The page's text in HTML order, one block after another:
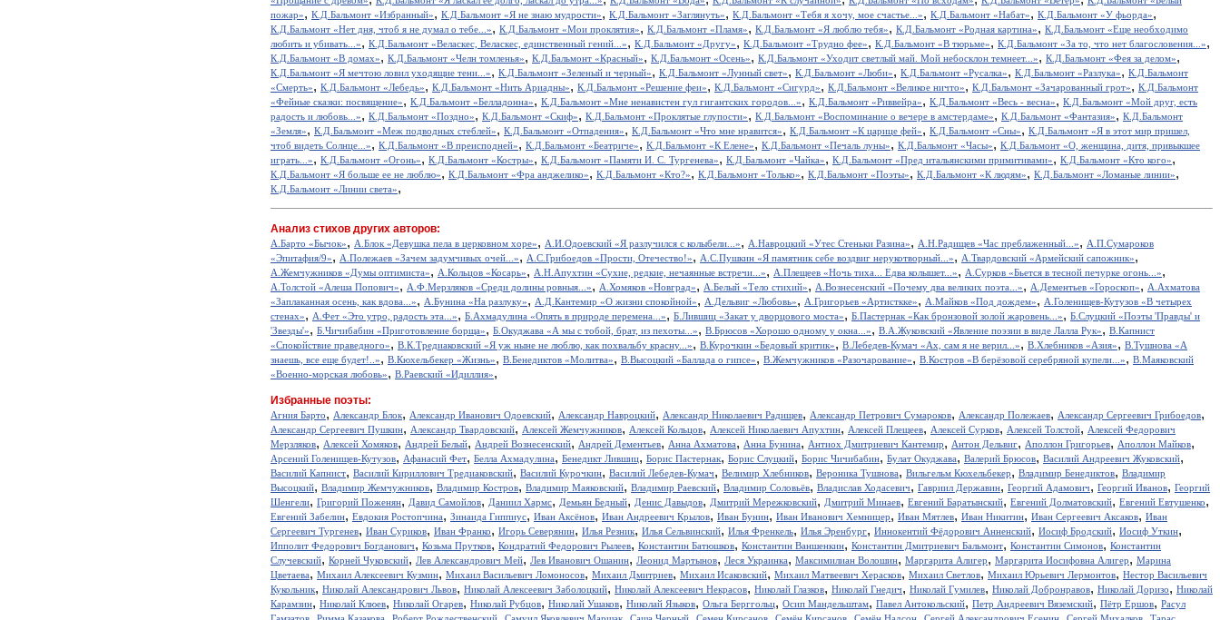
пожар», К.Д.Бальмонт «Избранный», К.Д.Бальмонт «Я не знаю мудрости», К.Д.Бальмонт «Заглянуть», К.Д.Бальмонт «Тебя я хочу, мое счастье...», К.Д.Бальмонт «Набат», К.Д.Бальмонт «У фьорда»,
К.Д.Бальмонт «Нет дня, чтоб я не думал о тебе...», К.Д.Бальмонт «Мои проклятия», К.Д.Бальмонт «Пламя», К.Д.Бальмонт «Я люблю тебя», К.Д.Бальмонт «Родная картина», К.Д.Бальмонт «Еще необходимо
любить и убивать...», К.Д.Бальмонт «Веласкес, Веласкес, единственный гений...», К.Д.Бальмонт «Другу», К.Д.Бальмонт «Трудно фее», К.Д.Бальмонт «В тюрьме», К.Д.Бальмонт «За то, что нет благословения...»,
К.Д.Бальмонт «В домах», К.Д.Бальмонт «Челн томленья», К.Д.Бальмонт «Красный», К.Д.Бальмонт «Осень», К.Д.Бальмонт «Уходит светлый май. Мой небосклон темнеет...», К.Д.Бальмонт «Фея за делом»,
К.Д.Бальмонт «Я мечтою ловил уходящие тени...», К.Д.Бальмонт «Зеленый и черный», К.Д.Бальмонт «Лунный свет», К.Д.Бальмонт «Люби», К.Д.Бальмонт «Русалка», К.Д.Бальмонт «Разлука», К.Д.Бальмонт
«Смерть», К.Д.Бальмонт «Лебедь», К.Д.Бальмонт «Нить Ариадны», К.Д.Бальмонт «Решение феи», К.Д.Бальмонт «Сигурд», К.Д.Бальмонт «Великое ничто», К.Д.Бальмонт «Зачарованный грот», К.Д.Бальмонт
«Фейные сказки: посвящение», К.Д.Бальмонт «Белладонна», К.Д.Бальмонт «Мне ненавистен гул гигантских городов...», К.Д.Бальмонт «Риввейра», К.Д.Бальмонт «Весь - весна», К.Д.Бальмонт «Мой друг, есть
радость и любовь...», К.Д.Бальмонт «Поздно», К.Д.Бальмонт «Скиф», К.Д.Бальмонт «Проклятые глупости», К.Д.Бальмонт «Воспоминание о вечере в амстердаме», К.Д.Бальмонт «Фантазия», К.Д.Бальмонт
«Земля», К.Д.Бальмонт «Меж подводных стеблей», К.Д.Бальмонт «Отпадения», К.Д.Бальмонт «Что мне нравится», К.Д.Бальмонт «К царице фей», К.Д.Бальмонт «Сны», К.Д.Бальмонт «Я в этот мир пришел,
чтоб видеть Солнце...», К.Д.Бальмонт «В преисподней», К.Д.Бальмонт «Беатриче», К.Д.Бальмонт «К Елене», К.Д.Бальмонт «Печаль луны», К.Д.Бальмонт «Часы», К.Д.Бальмонт «О, женщина, дитя, привыкшее
играть...», К.Д.Бальмонт «Огонь», К.Д.Бальмонт «Костры», К.Д.Бальмонт «Памяти И. С. Тургенева», К.Д.Бальмонт «Чайка», К.Д.Бальмонт «Пред итальянскими примитивами», К.Д.Бальмонт «Кто кого»,
К.Д.Бальмонт «Я больше ее не люблю», К.Д.Бальмонт «Фра анджелико», К.Д.Бальмонт «Кто?», К.Д.Бальмонт «Только», К.Д.Бальмонт «Поэты», К.Д.Бальмонт «К людям», К.Д.Бальмонт «Ломаные линии»,
К.Д.Бальмонт «Линии света»,
Анализ стихов других авторов:
А.Барто «Бычок», А.Блок «Девушка пела в церковном хоре», А.И.Одоевский «Я разлучился с колыбели...», А.Навроцкий «Утес Cтеньки Разина», А.Н.Радищев «Час преблаженный...», А.П.Сумароков
«Эпитафия/9», А.Полежаев «Зачем задумчивых очей...», А.С.Грибоедов «Прости, Отечество!», А.С.Пушкин «Я памятник себе воздвиг нерукотворный...», А.Твардовский «Армейский сапожник»,
А.Жемчужников «Думы оптимиста», А.Кольцов «Косарь», А.Н.Апухтин «Сухие, редкие, нечаянные встречи...», А.Плещеев «Ночь тиха... Едва колышет...», А.Сурков «Бьется в тесной печурке огонь...»,
А.Толстой «Алеша Попович», А.Ф.Мерзляков «Среди долины ровныя...», А.Хомяков «Новград», А.Белый «Тело стихий», А.Вознесенский «Почему два великих поэта...», А.Дементьев «Гороскоп», А.Ахматова
«Заплаканная осень, как вдова...», А.Бунина «На разлуку», А.Д.Кантемир «О жизни спокойной», А.Дельвиг «Любовь», А.Григорьев «Артисткке», А.Майков «Под дождем», А.Голенищев-Кутузов «В четырех
стенах», А.Фет «Это утро, радость эта...», Б.Ахмадулина «Опять в природе перемена...», Б.Лившиц «Закат у дворцового моста», Б.Пастернак «Как бронзовой золой жаровень...», Б.Слуцкий «Поэты 'Правды' и
'Звезды'», Б.Чичибабин «Приготовление борща», Б.Окуджава «А мы с тобой, брат, из пехоты...», В.Брюсов «Хорошо одному у окна...», В.А.Жуковский «Явление поэзии в виде Лалла Рук», В.Капнист
«Спокойствие праведного», В.К.Тредиаковский «Я уж ныне не люблю, как похвальбу красну...», В.Курочкин «Бедовый критик», В.Лебедев-Кумач «Ах, сам я не верил...», В.Хлебников «Азия», В.Тушнова «А
знаешь, все еще будет!..», В.Кюхельбекер «Жизнь», В.Бенедиктов «Молитва», В.Высоцкий «Баллада о гипсе», В.Жемчужников «Разочарование», В.Костров «В берёзовой серебряной купели...», В.Маяковский
«Военно-морская любовь», В.Раевский «Идиллия»,
Избранные поэты:
Агния Барто, Александр Блок, Александр Иванович Одоевский, Александр Навроцкий, Александр Николаевич Радищев, Александр Петрович Сумароков, Александр Полежаев, Александр Сергеевич Грибоедов,
Александр Сергеевич Пушкин, Александр Твардовский, Алексей Жемчужников, Алексей Кольцов, Алексей Николаевич Апухтин, Алексей Плещеев, Алексей Сурков, Алексей Толстой, Алексей Федорович
Мерзляков, Алексей Хомяков, Андрей Белый, Андрей Вознесенский, Андрей Дементьев, Анна Ахматова, Анна Бунина, Антиох Дмитриевич Кантемир, Антон Дельвиг, Аполлон Григорьев, Аполлон Майков,
Арсений Голенищев-Кутузов, Афанасий Фет, Белла Ахмадулина, Бенедикт Лившиц, Борис Пастернак, Борис Слуцкий, Борис Чичибабин, Булат Окуджава, Валерий Брюсов, Василий Андреевич Жуковский,
Василий Капнист, Василий Кириллович Тредиаковский, Василий Курочкин, Василий Лебедев-Кумач, Велимир Хлебников, Вероника Тушнова, Вильгельм Кюхельбекер, Владимир Бенедиктов, Владимир
Высоцкий, Владимир Жемчужников, Владимир Костров, Владимир Маяковский, Владимир Раевский, Владимир Соловьёв, Владислав Ходасевич, Гавриил Державин, Георгий Адамович, Георгий Иванов, Георгий
Шенгели, Григорий Поженян, Давид Самойлов, Даниил Хармс, Демьян Бедный, Денис Давыдов, Дмитрий Мережковский, Дмитрий Минаев, Евгений Баратынский, Евгений Долматовский, Евгений Евтушенко,
Евгений Забелин, Евдокия Ростопчина, Зинаида Гиппиус, Иван Аксёнов, Иван Андреевич Крылов, Иван Бунин, Иван Иванович Хемницер, Иван Мятлев, Иван Никитин, Иван Сергеевич Аксаков, Иван
Сергеевич Тургенев, Иван Суриков, Иван Франко, Игорь Северянин, Илья Резник, Илья Сельвинский, Илья Френкель, Илья Эренбург, Иннокентий Фёдорович Анненский, Иосиф Бродский, Иосиф Уткин,
Ипполит Федорович Богданович, Козьма Прутков, Кондратий Федорович Рылеев, Константин Батюшков, Константин Ваншенкин, Константин Дмитриевич Бальмонт, Константин Симонов, Константин
Случевский, Корней Чуковский, Лев Александрович Мей, Лев Иванович Ошанин, Леонид Мартынов, Леся Украинка, Максимилиан Волошин, Маргарита Алигер, Маргарита Иосифовна Алигер, Марина
Цветаева, Михаил Алексеевич Кузмин, Михаил Васильевич Ломоносов, Михаил Дмитриев, Михаил Исаковский, Михаил Матвеевич Херасков, Михаил Светлов, Михаил Юрьевич Лермонтов, Нестор Васильевич
Кукольник, Николай Александрович Львов, Николай Алексеевич Заболоцкий, Николай Алексеевич Некрасов, Николай Глазков, Николай Гнедич, Николай Гумилев, Николай Добронравов, Николай Доризо, Николай
Карамзин, Николай Клюев, Николай Огарев, Николай Рубцов, Николай Ушаков, Николай Языков, Ольга Берггольц, Осип Мандельштам, Павел Антокольский, Петр Андреевич Вяземский, Пётр Ершов, Расул